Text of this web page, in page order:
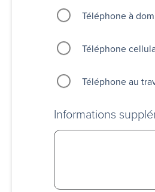
Téléphone à
Téléphone
Téléphone au
Informations